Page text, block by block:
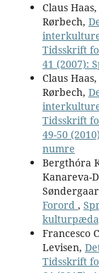
Claus
Rørbech,
Tidsskrift
41 (2007):
Claus
Rørbech,
Tidsskrift
49-50
numre
Bergthóra
Kanareva-
Forord ,
Francesco
Levisen,
Tidsskrift